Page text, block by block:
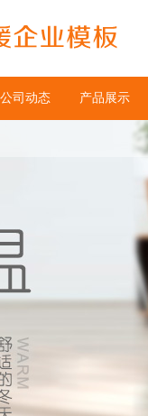
公司动态 产品展示